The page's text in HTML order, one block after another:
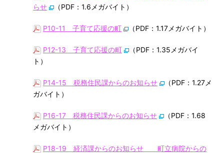
らせ
（PDF：1.6メガバイト）
P10-11 子育て応援の町 （PDF：1.17メガバイト）
P12-13 子育て応援の町
（PDF：1.35メガバイ
ト）
P14-15 税務住民課からのお知らせ
（PDF：1.27メ
ガバイト）
P16-17 税務住民課からのお知らせ
（PDF：1.68
メガバイト）
P18-19 経済課からのお知らせ 町立病院からの